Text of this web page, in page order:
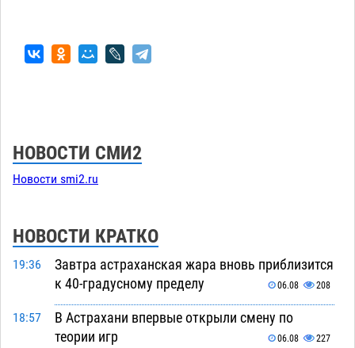
НОВОСТИ СМИ2
Новости smi2.ru
НОВОСТИ КРАТКО
19:36
Завтра астраханская жара вновь приблизится
к 40-градусному пределу
06.08 208
18:57
В Астрахани впервые открыли смену по
теории игр
06.08 227